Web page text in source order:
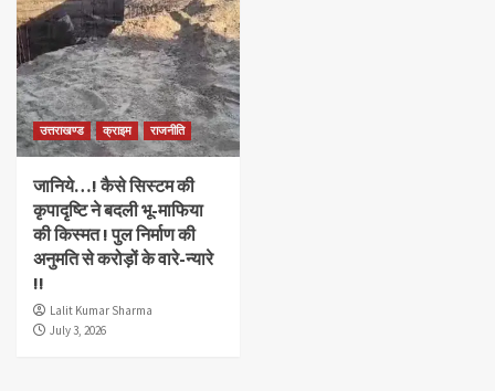
उत्तराखण्ड क्राइम राजनीति
जानिये…! कैसे सिस्टम की
कृपादृष्टि ने बदली भू-माफिया
की किस्मत ! पुल निर्माण की
अनुमति से करोड़ों के वारे-न्यारे
!!
Lalit Kumar Sharma
July 3, 2026